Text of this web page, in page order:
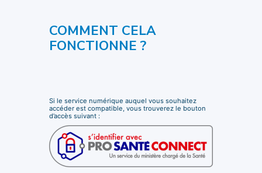
COMMENT CELA
FONCTIONNE ?
Si le service numérique auquel vous souhaitez
accéder est compatible, vous trouverez le bouton
d’accès suivant :